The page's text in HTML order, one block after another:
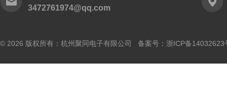
3472761974@qq.com
© 2026 版权所有：杭州聚同电子有限公司 备案号： 浙ICP备14032623